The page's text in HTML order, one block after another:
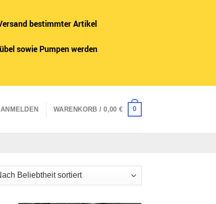
bestimmter Artikel
sowie Pumpen werden
ANMELDEN WARENKORB /0,00 € 0